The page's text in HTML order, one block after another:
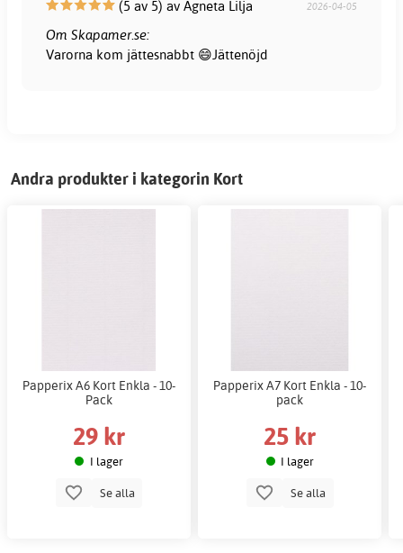
(5 av 5) av Agneta Lilja 2026-04-05
Om Skapamer.se:
Varorna kom jättesnabbt 😄Jättenöjd
Andra produkter i kategorin Kort
Papperix A6 Kort Enkla - 10-
Pack
29 kr
I lager
Se alla
Papperix A7 Kort Enkla - 10-
pack
25 kr
I lager
Se alla